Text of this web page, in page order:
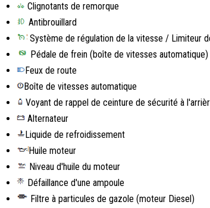
Clignotants de remorque
Antibrouillard
Système de régulation de la vitesse / Limiteur
Pédale de frein (boîte de vitesses automatique)
Feux de route
Boîte de vitesses automatique
Voyant de rappel de ceinture de sécurité à
Alternateur
Liquide de refroidissement
Huile moteur
Niveau d'huile du moteur
Défaillance d'une ampoule
Filtre à particules de gazole (moteur Diesel)